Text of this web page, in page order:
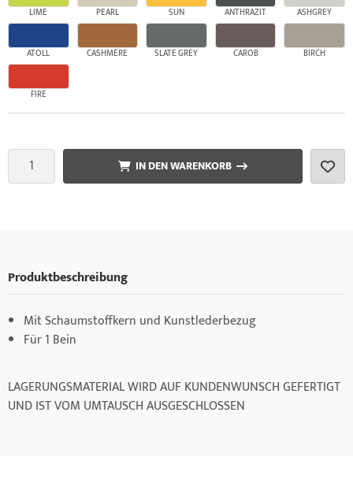
LIME PEARL SUN ANTHRAZIT ASHGREY
ATOLL CASHMERE SLATE GREY CAROB BIRCH
FIRE
IN DEN WARENKORB
Produktbeschreibung
Mit Schaumstoffkern und Kunstlederbezug
Für 1 Bein
LAGERUNGSMATERIAL WIRD AUF KUNDENWUNSCH GEFERTIGT
UND IST VOM UMTAUSCH AUSGESCHLOSSEN